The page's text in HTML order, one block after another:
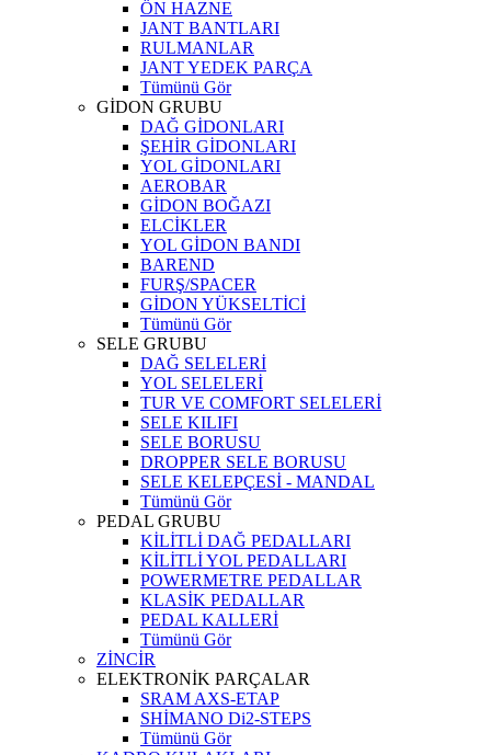
ÖN HAZNE
JANT BANTLARI
RULMANLAR
JANT YEDEK PARÇA
Tümünü Gör
GİDON GRUBU
DAĞ GİDONLARI
ŞEHİR GİDONLARI
YOL GİDONLARI
AEROBAR
GİDON BOĞAZI
ELCİKLER
YOL GİDON BANDI
BAREND
FURŞ/SPACER
GİDON YÜKSELTİCİ
Tümünü Gör
SELE GRUBU
DAĞ SELELERİ
YOL SELELERİ
TUR VE COMFORT SELELERİ
SELE KILIFI
SELE BORUSU
DROPPER SELE BORUSU
SELE KELEPÇESİ - MANDAL
Tümünü Gör
PEDAL GRUBU
KİLİTLİ DAĞ PEDALLARI
KİLİTLİ YOL PEDALLARI
POWERMETRE PEDALLAR
KLASİK PEDALLAR
PEDAL KALLERİ
Tümünü Gör
ZİNCİR
ELEKTRONİK PARÇALAR
SRAM AXS-ETAP
SHİMANO Di2-STEPS
Tümünü Gör